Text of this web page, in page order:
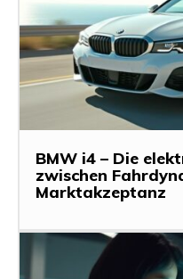
BMW i4 – Die
zwischen
Marktakzeptanz